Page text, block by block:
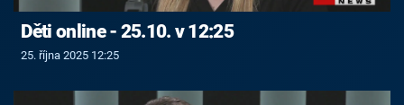
Děti online - 25.10. v 12:25
25. října 2025 12:25